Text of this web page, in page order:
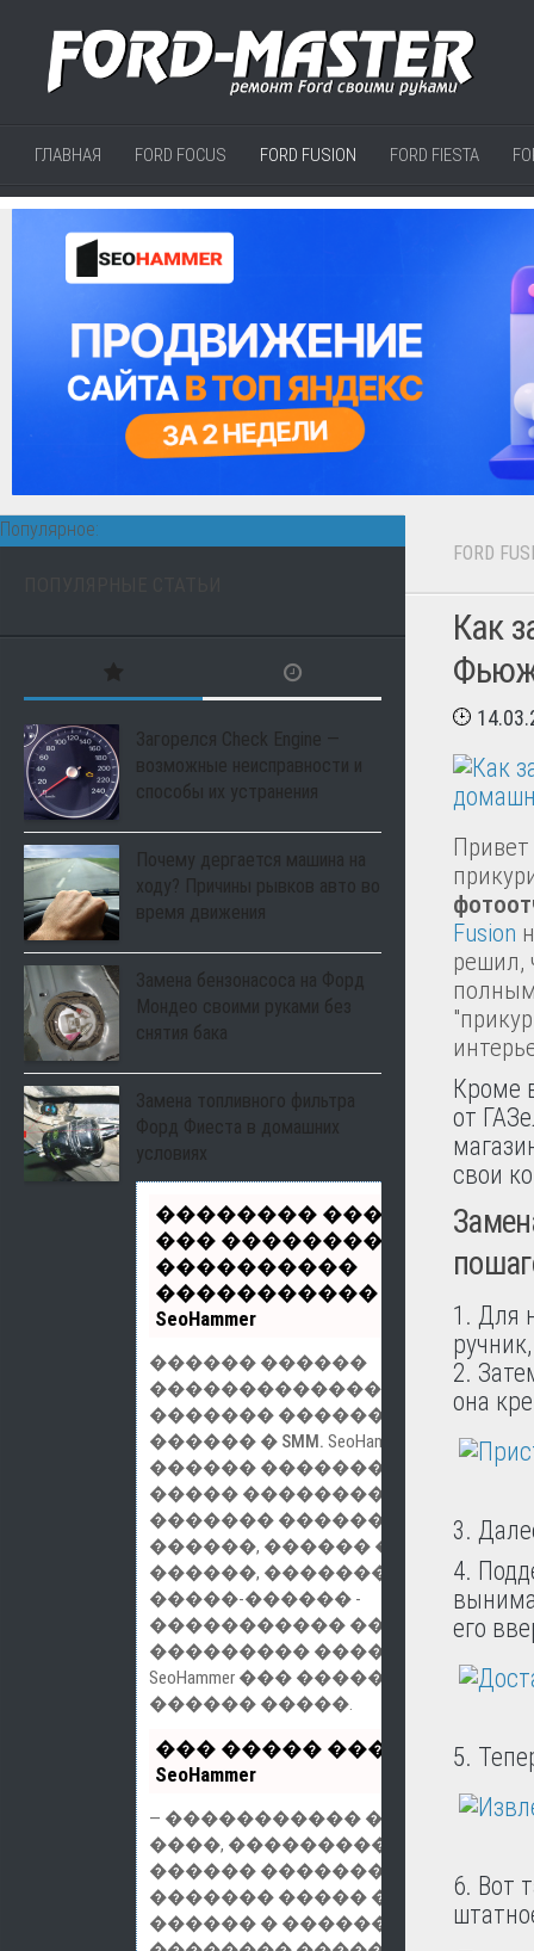
ГЛАВНАЯ FORD FOCUS FORD FUSION FORD FIESTA
FORD
Как
Fusion
решил,
Кроме
от
свои
1. Для
2.
она
3.
4.
его
5.
6. Вот
Популярное:
Загорелся Check Engine —
возможные неисправности и
способы их устранения
Почему дергается машина на
ходу? Причины рывков авто во
время движения
Замена бензонасоса на Форд
Мондео своими руками без
снятия бака
Замена топливного фильтра
Форд Фиеста в домашних
условиях
�������� ����� �
��� �������� -
����������
����������� ��
SeoHammer
������ ������
������������� �� ����
������� ������:
������ � SMM. SeoHammer
������ �����������
����� ���������� �
������� ��������.
������, ������ ������,
������, ����������,
�����-������ -
����������� ��
��������� ���������
SeoHammer ��� �����������
������ �����.
��� ����� ������
SeoHammer
— ����������� � ����
����, ����������������
������ ��������,
������� ����� ������
������ � �������